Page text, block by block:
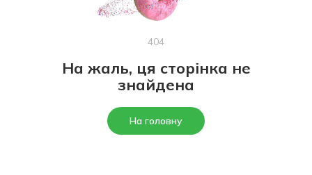
404
На жаль, ця сторінка не
знайдена
На головну